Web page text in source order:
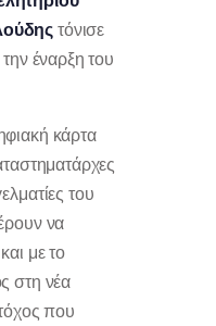
τόνισε
έναρξη του
κάρτα
του
να
με το
στη νέα
που